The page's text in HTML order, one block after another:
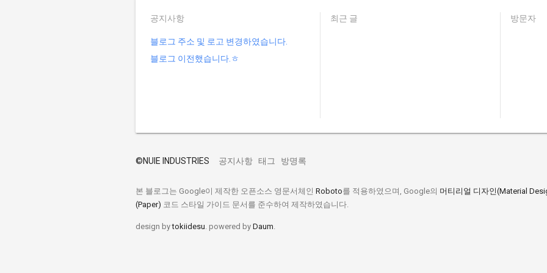
공지사항
블로그 주소 및 로고 변경하였습니다.
블로그 이전했습니다.ㅎ
최근 글 방문자
©NUIE INDUSTRIES 공지사항 태그 방명록
본 블로그는 Google이 제작한 오픈소스 영문서체인 Roboto를 적용하였으며, Google의 머티리얼 디자인(Material
(Paper) 코드 스타일 가이드 문서를 준수하여 제작하였습니다.
design bytokiidesu. powered by Daum.